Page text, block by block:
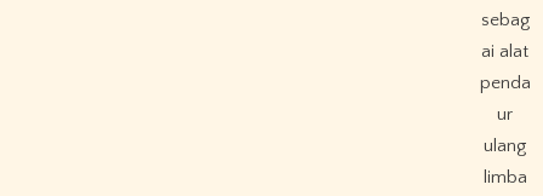
sebag
ai alat
penda
ur
ulang
limba